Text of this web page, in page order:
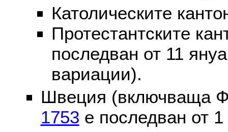
Католическите
Протестантските
последван от 11
вариации).
Швеция (включваща
1753 е последван от